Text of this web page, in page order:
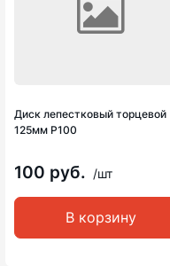
Диск лепестковый торцевой
125мм Р100
100 руб. /шт
В корзину